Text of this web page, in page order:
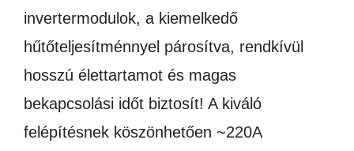
invertermodulok, a kiemelkedő
hűtőteljesítménnyel párosítva, rendkívül
hosszú élettartamot és magas
bekapcsolási időt biztosít! A kiváló
felépítésnek köszönhetően ~220A